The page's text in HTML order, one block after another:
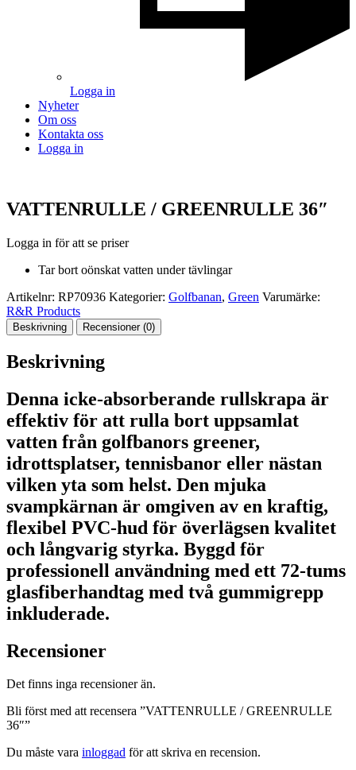
Logga in
Nyheter
Om oss
Kontakta oss
Logga in
VATTENRULLE / GREENRULLE 36″
Logga in för att se priser
Tar bort oönskat vatten under tävlingar
Artikelnr: RP70936 Kategorier: Golfbanan, Green Varumärke:
R&R Products
Beskrivning Recensioner (0)
Beskrivning
Denna icke-absorberande rullskrapa är
effektiv för att rulla bort uppsamlat
vatten från golfbanors greener,
idrottsplatser, tennisbanor eller nästan
vilken yta som helst. Den mjuka
svampkärnan är omgiven av en kraftig,
flexibel PVC-hud för överlägsen kvalitet
och långvarig styrka. Byggd för
professionell användning med ett 72-tums
glasfiberhandtag med två gummigrepp
inkluderade.
Recensioner
Det finns inga recensioner än.
Bli först med att recensera ”VATTENRULLE / GREENRULLE
36″”
Du måste vara inloggad för att skriva en recension.